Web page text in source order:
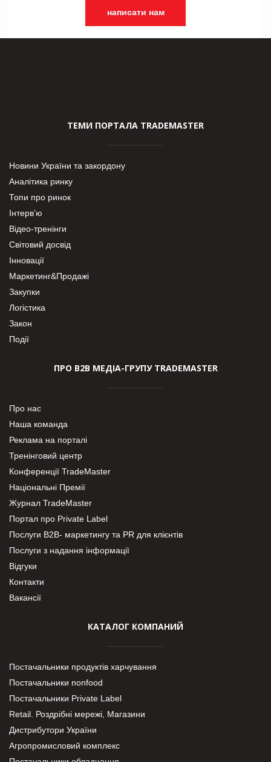
написати нам
ТЕМИ ПОРТАЛА TRADEMASTER
Новини України та закордону
Аналітика ринку
Топи про ринок
Інтерв’ю
Відео-тренінги
Світовий досвід
Інновації
Маркетинг&Продажі
Закупки
Логістика
Закон
Події
ПРО В2В МЕДІА-ГРУПУ TRADEMASTER
Про нас
Наша команда
Реклама на порталі
Тренінговий центр
Конференції TradeMaster
Національні Премії
Журнал TradeMaster
Портал про Private Label
Послуги В2В- маркетингу та PR для клієнтів
Послуги з надання інформації
Відгуки
Контакти
Вакансії
КАТАЛОГ КОМПАНИЙ
Постачальники продуктів харчування
Постачальники nonfood
Постачальники Private Label
Retail. Роздрібні мережі, Магазини
Дистрибутори України
Агропромисловий комплекс